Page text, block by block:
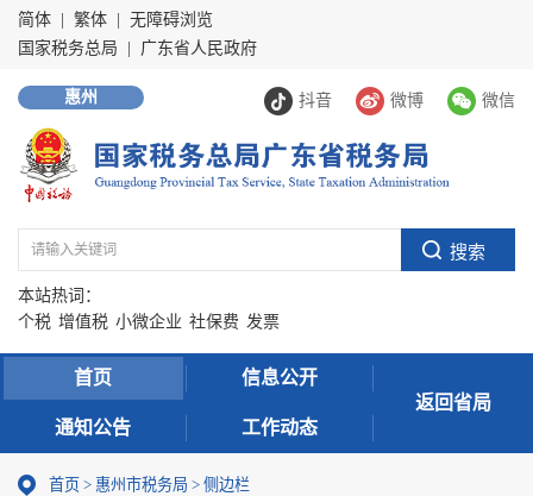
简体 繁体
无障碍浏览
国家税务总局
广东省人民政府
抖音 微博 微信
惠州
本站热词：
个税 增值税 小微企业 社保费 发票
首页 信息公开
通知公告 工作动态
返回省局
首页 > 惠州市税务局 > 侧边栏